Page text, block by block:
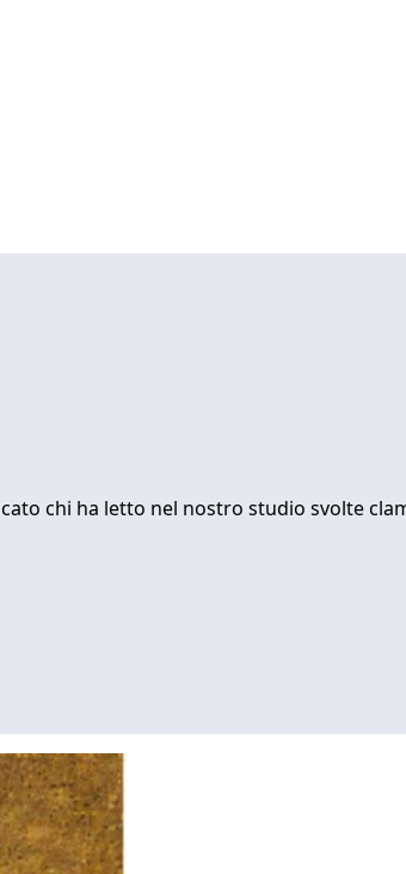
chi ha letto nel nostro studio svolte